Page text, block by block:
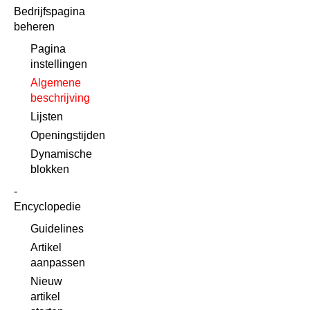
Bedrijfspagina
beheren
Pagina
instellingen
Algemene
beschrijving
Lijsten
Openingstijden
Dynamische
blokken
Encyclopedie
Guidelines
Artikel
aanpassen
Nieuw
artikel